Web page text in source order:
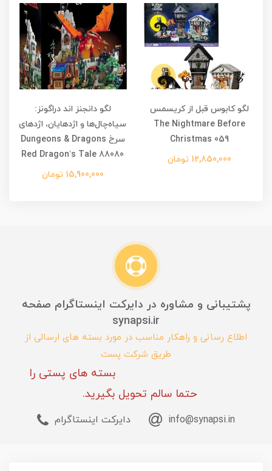
لگو کابوس قبل از کریسمس
The Nightmare Before
Christmas 059
12,850,000 تومان
لگو دانجنز اند دراگونز:
سیاه‌چال‌ها و اژدهایان، اژدهای
سرخ Dungeons & Dragons
Red Dragon’s Tale 88080
15,900,000 تومان
پشتیبانی و مشاوره در دایرکت اینستاگرام صفحه
synapsi.ir
اطلاع رسانی و راهکار مناسب در مورد بسته های ارسالی از
طریق شرکت پست
بسته های پستی را
حتما سالم تحویل بگیرید.
info@synapsi.in دایرکت اینستاگرام